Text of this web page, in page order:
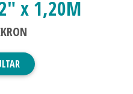
x 1,20M